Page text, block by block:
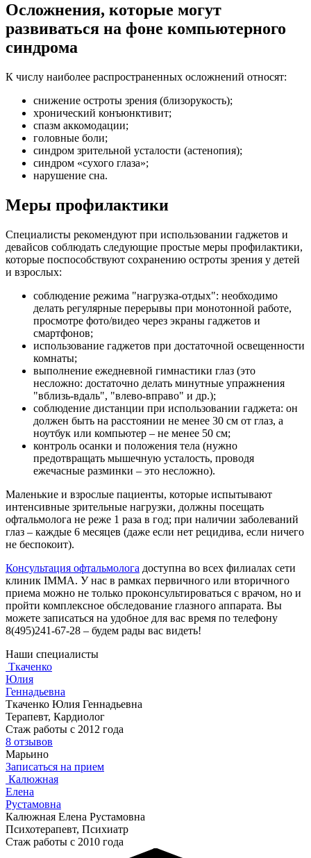
Осложнения, которые могут
развиваться на фоне компьютерного
синдрома
К числу наиболее распространенных осложнений относят:
снижение остроты зрения (близорукость);
хронический конъюнктивит;
спазм аккомодации;
головные боли;
синдром зрительной усталости (астенопия);
синдром «сухого глаза»;
нарушение сна.
Меры профилактики
Специалисты рекомендуют при использовании гаджетов и
девайсов соблюдать следующие простые меры профилактики,
которые поспособствуют сохранению остроты зрения у детей
и взрослых:
соблюдение режима "нагрузка-отдых": необходимо
делать регулярные перерывы при монотонной работе,
просмотре фото/видео через экраны гаджетов и
смартфонов;
использование гаджетов при достаточной освещенности
комнаты;
выполнение ежедневной гимнастики глаз (это
несложно: достаточно делать минутные упражнения
"вблизь-вдаль", "влево-вправо" и др.);
соблюдение дистанции при использовании гаджета: он
должен быть на расстоянии не менее 30 см от глаз, а
ноутбук или компьютер – не менее 50 см;
контроль осанки и положения тела (нужно
предотвращать мышечную усталость, проводя
ежечасные разминки – это несложно).
Маленькие и взрослые пациенты, которые испытывают
интенсивные зрительные нагрузки, должны посещать
офтальмолога не реже 1 раза в год; при наличии заболеваний
глаз – каждые 6 месяцев (даже если нет рецидива, если ничего
не беспокоит).
Консультация офтальмолога доступна во всех филиалах сети
клиник IMMA. У нас в рамках первичного или вторичного
приема можно не только проконсультироваться с врачом, но и
пройти комплексное обследование глазного аппарата. Вы
можете записаться на удобное для вас время по телефону
8(495)241-67-28 – будем рады вас видеть!
Наши специалисты
Ткаченко
Юлия
Геннадьевна
Ткаченко Юлия Геннадьевна
Терапевт, Кардиолог
Стаж работы с 2012 года
8 отзывов
Марьино
Записаться на прием
Калюжная
Елена
Рустамовна
Калюжная Елена Рустамовна
Психотерапевт, Психиатр
Стаж работы с 2010 года